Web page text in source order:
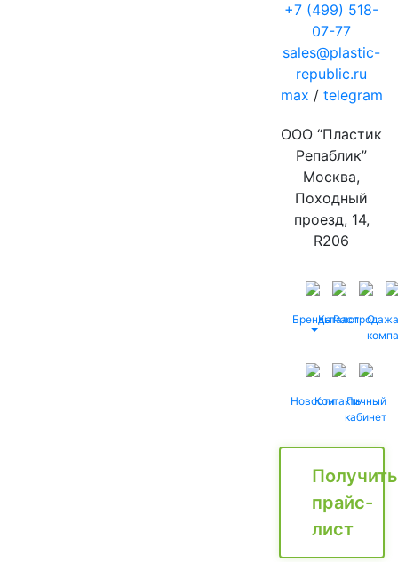
+7 (499) 518-
07-77
sales@plastic-
republic.ru
max / telegram
ООО “Пластик
Репаблик”
Москва,
Походный
проезд, 14,
R206
БрендыКаталог
Распродажа
О
НовостиКонтактыЛичный
кабинет
Получить
прайс-
лист